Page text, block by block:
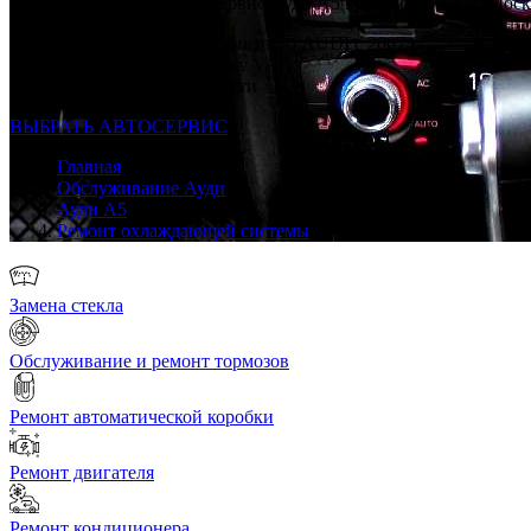
Опыт по ремонту и обслуживанию AUDI с 2007 г
Только качественные запчасти
ВЫБРАТЬ АВТОСЕРВИС
Главная
Обслуживание Ауди
Ауди А5
Ремонт охлаждающей системы
Замена стекла
Обслуживание и ремонт тормозов
Ремонт автоматической коробки
Ремонт двигателя